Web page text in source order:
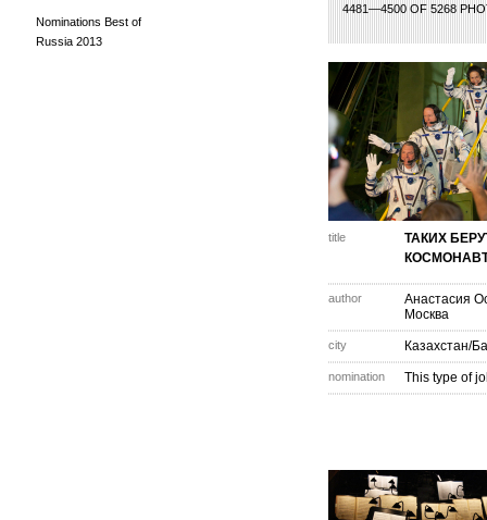
Nominations Best of
Russia 2013
4481—4500 OF 5268
215 216 217 218
title
ТАКИХ
author
Анастасия
Москва
city Казахстан/
nomination This type of